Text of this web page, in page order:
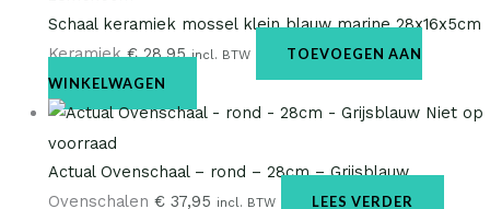
Schaal keramiek mossel klein blauw marine 28x16x5cm
Keramiek€28,95 incl. BTW
TOEVOEGEN AAN
WINKELWAGEN
Niet op
voorraad
Actual Ovenschaal – rond – 28cm – Grijsblauw
Ovenschalen €37,95 incl. BTW LEES VERDER